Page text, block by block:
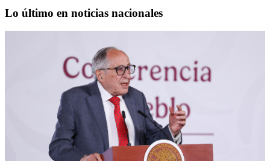
Lo último en noticias nacionales